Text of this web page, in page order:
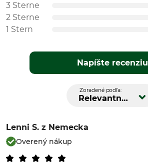
3 Sterne
2 Sterne
1 Stern
Napíšte recenziu
Zoradené podľa:
Relevantnosť
Lenni S. z Nemecka
Overený nákup